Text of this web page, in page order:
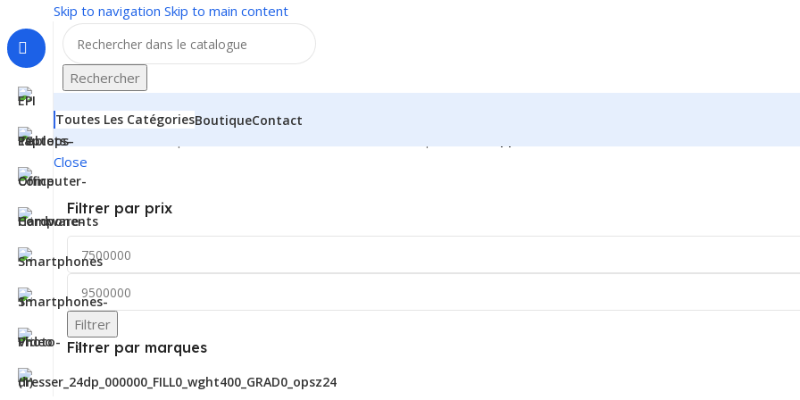
Skip to navigation Skip to main content
Rechercher
Toutes Les CatégoriesBoutiqueContact
Accueil
Close
Filtrer par prix
Filtrer
Filtrer par marques